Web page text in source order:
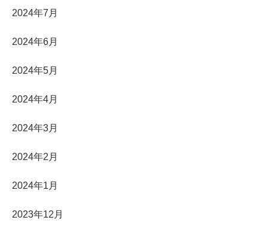
2024年7月
2024年6月
2024年5月
2024年4月
2024年3月
2024年2月
2024年1月
2023年12月